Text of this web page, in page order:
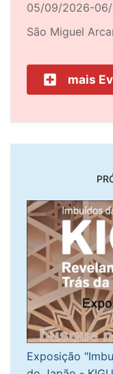
05/09/2026-
São Miguel
mais
Exposição